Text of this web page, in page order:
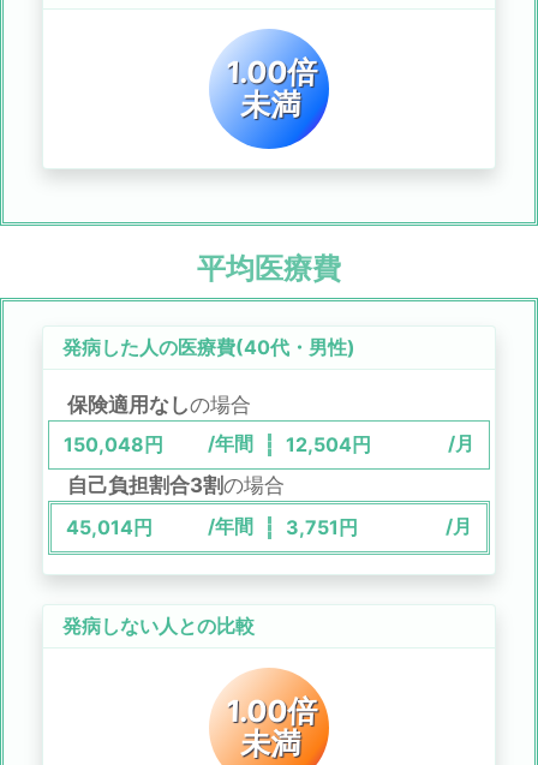
1.00倍
未満
平均医療費
発病した人の医療費(40代 ・ 男性)
保険適用なしの場合
150,048円 /年間 12,504円
/月
自己負担割合3割の場合
45,014円 /年間 3,751円 /月
発病しない人との比較
1.00倍
未満